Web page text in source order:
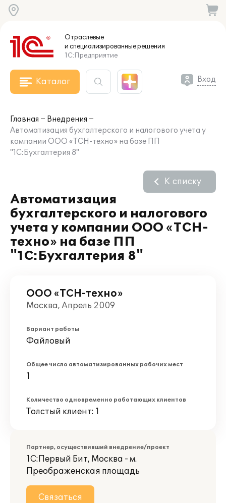
Отраслевые
и специализированныерешения
1С:Предприятие
Каталог Вход
Главная
Внедрения
Автоматизация бухгалтерского и налогового учета у
компании ООО «ТСН-техно» на базе ПП
"1С:Бухгалтерия 8"
Автоматизация
бухгалтерского и налогового
учета у компании ООО «ТСН-
техно» на базе ПП
"1С:Бухгалтерия 8"
К списку
ООО «ТСН-техно»
Москва, Апрель 2009
Вариант работы
Файловый
Общее число автоматизированных рабочих мест
1
Количество одновременно работающих клиентов
Толстый клиент: 1
Партнер, осуществивший внедрение/проект
1С:Первый Бит, Москва - м.
Преображенская площадь
Связаться